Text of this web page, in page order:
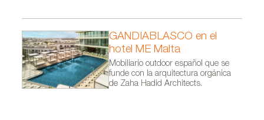
GANDIABLASCO en el
hotel ME Malta
Mobiliario outdoor español que se
funde con la arquitectura orgánica
de Zaha Hadid Architects.